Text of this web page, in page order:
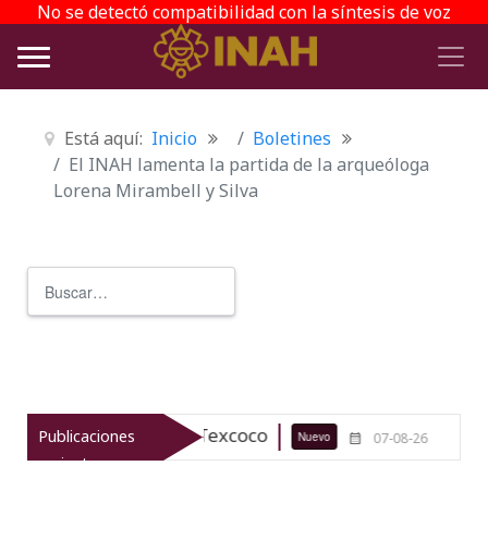
No se detectó compatibilidad con la síntesis de voz
Está aquí: Inicio
Boletines
El INAH lamenta la partida de la arqueóloga
Lorena Mirambell y Silva
Publicaciones
recientes
de Texcoco Nuevo 07-08-26 El viaje del